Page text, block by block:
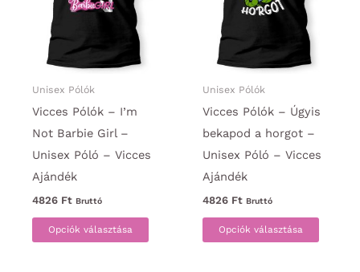
termékoldalon
választhatók
Unisex Pólók
Vicces Pólók – I’m
Not Barbie Girl –
Unisex Póló – Vicces
Ajándék
4826 Ft Bruttó
Opciók választása
Ennek
a
Unisex Pólók
Vicces Pólók – Úgyis
bekapod a horgot –
Unisex Póló – Vicces
Ajándék
4826 Ft Bruttó
Opciók választása
Ennek
a